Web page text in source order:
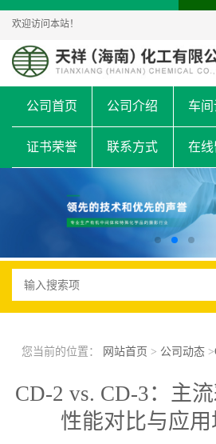
欢迎访问本站！
公司首页 公司介绍 车
证书荣誉 联系方式 在
您当前的位置： 网站首页 > 公司动态>
显影剂
CD-2 vs. CD-3：主
性能对比与应